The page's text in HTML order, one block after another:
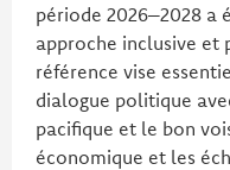
période 2026–2028 a
approche inclusive et
référence vise
dialogue politique
pacifique et le bon
économique et les